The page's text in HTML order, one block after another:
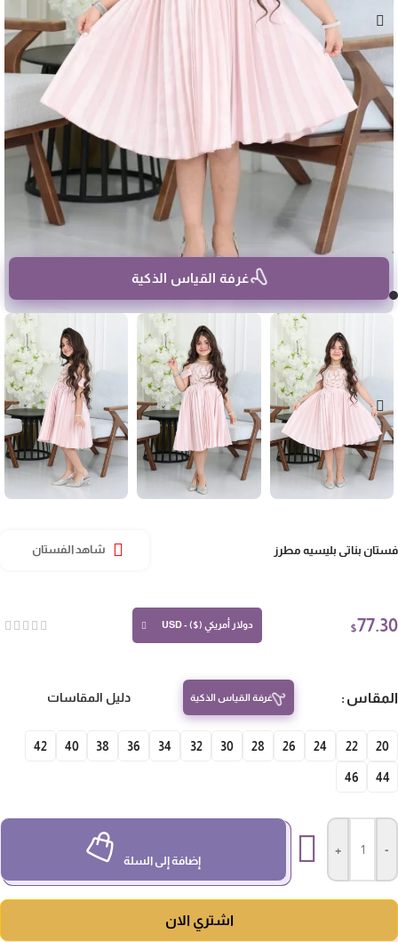
غرفة القياس الذكية
بناتي بليسيه مطرز شاهد الفستان
$ دولار أمريكي ($) - USD
غرفة القياس الذكية دليل المقاسات
20
22
24
26
28
30
32
34
36
38
40
42
44
46
إضافة إلى السلة
اشتري الان